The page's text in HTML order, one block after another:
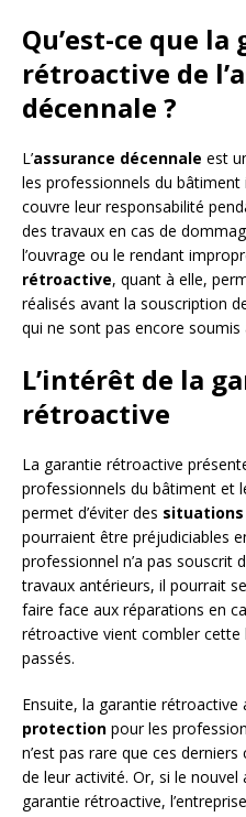
Qu’est-ce que
rétroactive de
décennale ?
L’assurance décennale est
les professionnels du bâtiment
couvre leur responsabilité
des travaux en cas de
l’ouvrage ou le rendant
rétroactive, quant à elle,
réalisés avant la souscription
qui ne sont pas encore soumis
L’intérêt de la
rétroactive
La garantie rétroactive
professionnels du bâtiment et
permet d’éviter des situations
pourraient être préjudiciables
professionnel n’a pas souscrit
travaux antérieurs, il pourrait
faire face aux réparations en
rétroactive vient combler
passés.
Ensuite, la garantie rétroactive
protection pour les
n’est pas rare que ces
de leur activité. Or, si le
garantie rétroactive,